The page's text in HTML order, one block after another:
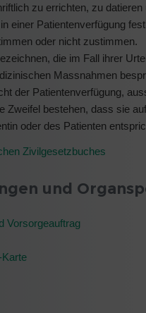
zu errichten, zu
einer Patientenverfügung
oder nicht zustimmen.
die im Fall ihrer
Massnahmen
der Patientenverfügung,
Zweifel bestehen, dass sie
oder des Patienten
Zivilgesetzbuches
und
Vorsorgeauftrag